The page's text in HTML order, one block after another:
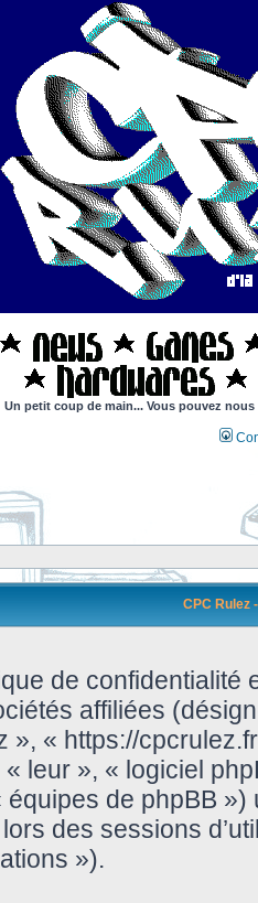
Un petit coup de main... Vous pouvez
CPC Rulez
de confidentialité
affiliées
», « https://
« leur », « logiciel
équipes de phpBB
des sessions
»).